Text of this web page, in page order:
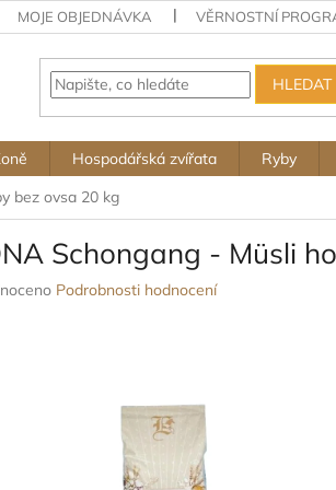
MOJE OBJEDNÁVKA VĚRNOSTNÍ
HLEDAT
Hospodářská zvířata Ryby
bez ovsa 20 kg
Schongang - Müsli
Podrobnosti hodnocení